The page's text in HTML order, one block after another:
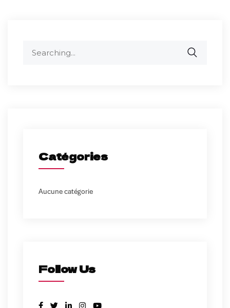
Catégories
Aucune catégorie
Follow Us